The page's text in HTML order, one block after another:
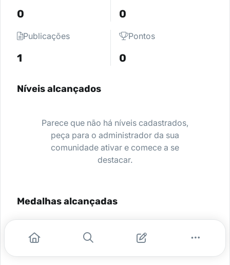
0 0
Publicações
1
Pontos
0
Níveis alcançados
Parece que não há níveis cadastrados,
peça para o administrador da sua
comunidade ativar e comece a se
destacar.
Medalhas alcançadas
Nenhuma medalha encontrada